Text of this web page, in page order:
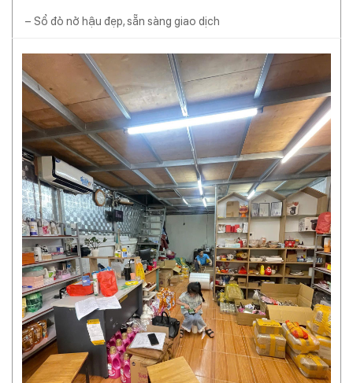
– Sổ đỏ nở hậu đẹp, sẵn sàng giao dịch